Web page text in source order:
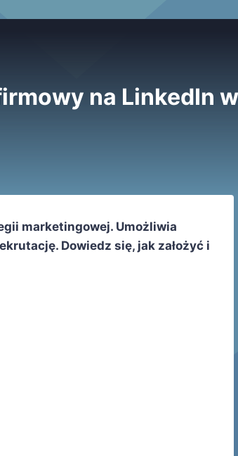
na LinkedIn
marketingowej. Umożliwia
Dowiedz się, jak założyć i